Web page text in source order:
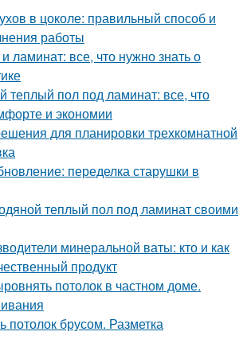
в цоколе: правильный способ и
работы
все, что нужно знать о
теплый пол под ламинат: все, что
и экономии
для планировки трехкомнатной
переделка старушки в
теплый пол под ламинат своими
минеральной ваты: кто и как
продукт
потолок в частном доме.
потолок брусом. Разметка